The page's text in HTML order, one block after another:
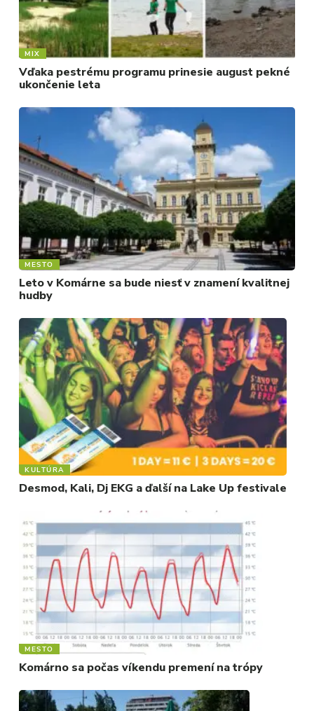
MIX
Vďaka pestrému programu prinesie august pekné
ukončenie leta
MESTO
Leto v Komárne sa bude niesť v znamení kvalitnej
hudby
KULTÚRA
Desmod, Kali, Dj EKG a ďalší na Lake Up festivale
MESTO
Komárno sa počas víkendu premení na trópy